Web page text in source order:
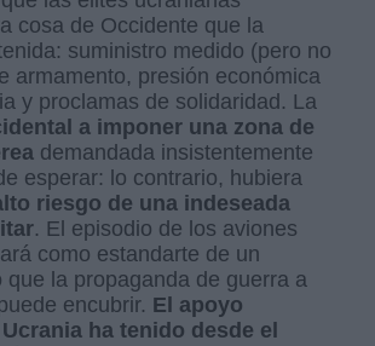
cosa de Occidente que la
suministro medido (pero no
armamento, presión económica
y proclamas de solidaridad. La
a imponer una zona de
demandada insistentemente
esperar: lo contrario, hubiera
riesgo de una indeseada
. El episodio de los aviones
como estandarte de un
que la propaganda de guerra a
encubrir. El apoyo
ha tenido desde el